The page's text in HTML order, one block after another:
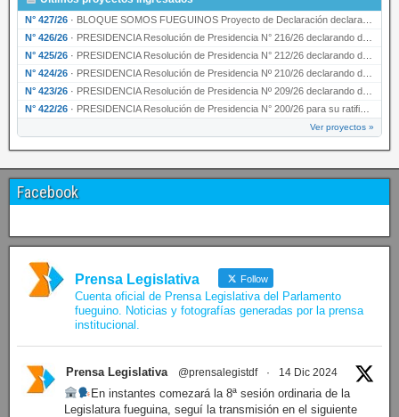
N° 427/26 · BLOQUE SOMOS FUEGUINOS Proyecto de Declaración declarando de interés provincial PRESIDENCI…
N° 426/26 · PRESIDENCIA Resolución de Presidencia N° 216/26 declarando de interés provincial la labor …
N° 425/26 · PRESIDENCIA Resolución de Presidencia N° 212/26 declarando de interés provincial el “50° A…
N° 424/26 · PRESIDENCIA Resolución de Presidencia Nº 210/26 declarando de interés provincial el proyec…
N° 423/26 · PRESIDENCIA Resolución de Presidencia Nº 209/26 declarando de interés provincial la presen…
N° 422/26 · PRESIDENCIA Resolución de Presidencia N° 200/26 para su ratificación.
Ver proyectos »
Facebook
Prensa Legislativa Follow
Cuenta oficial de Prensa Legislativa del Parlamento
fueguino. Noticias y fotografías generadas por la prensa
institucional.
Prensa Legislativa @prensalegistdf · 14 Dic 2024
En instantes comezará la 8ª sesión ordinaria de la
Legislatura fueguina, seguí la transmisión en el siguiente